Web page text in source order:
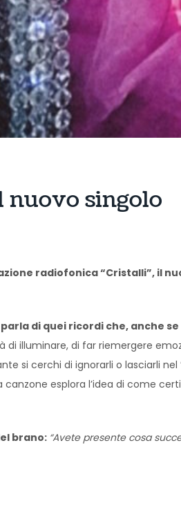
nuovo singolo
radiofonica “Cristalli”, il
di quei ricordi che, anche
di illuminare, di far riemergere
si cerchi di ignorarli o lasciarli
canzone esplora l’idea di come
brano: “Avete presente cosa